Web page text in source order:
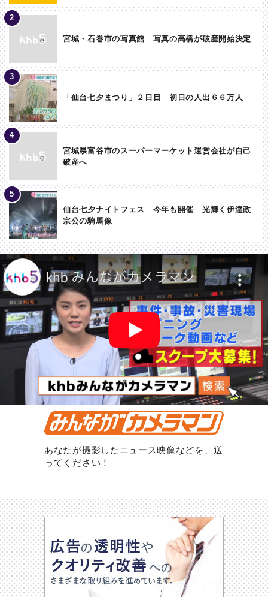
宮城・石巻市の写真館 写真の高橋が破産開始決定
「仙台七夕まつり」２日目 初日の人出６６万人
宮城県富谷市のスーパーマーケット運営会社が自己
破産へ
仙台七夕ナイトフェス 今年も開催 光輝く伊達政
宗公の騎馬像
あなたが撮影したニュース映像などを、送
ってください！